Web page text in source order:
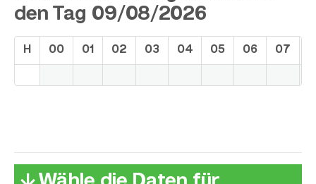
den Tag 09/08/2026
H 00 01 02 03 04 05 06 07